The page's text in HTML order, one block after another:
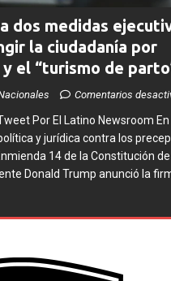
dos medidas
la ciudadanía por
el “turismo de parto”
​Por El Latino Newsroom ​En
y jurídica contra los
14 de la Constitución de
Donald Trump anunció la